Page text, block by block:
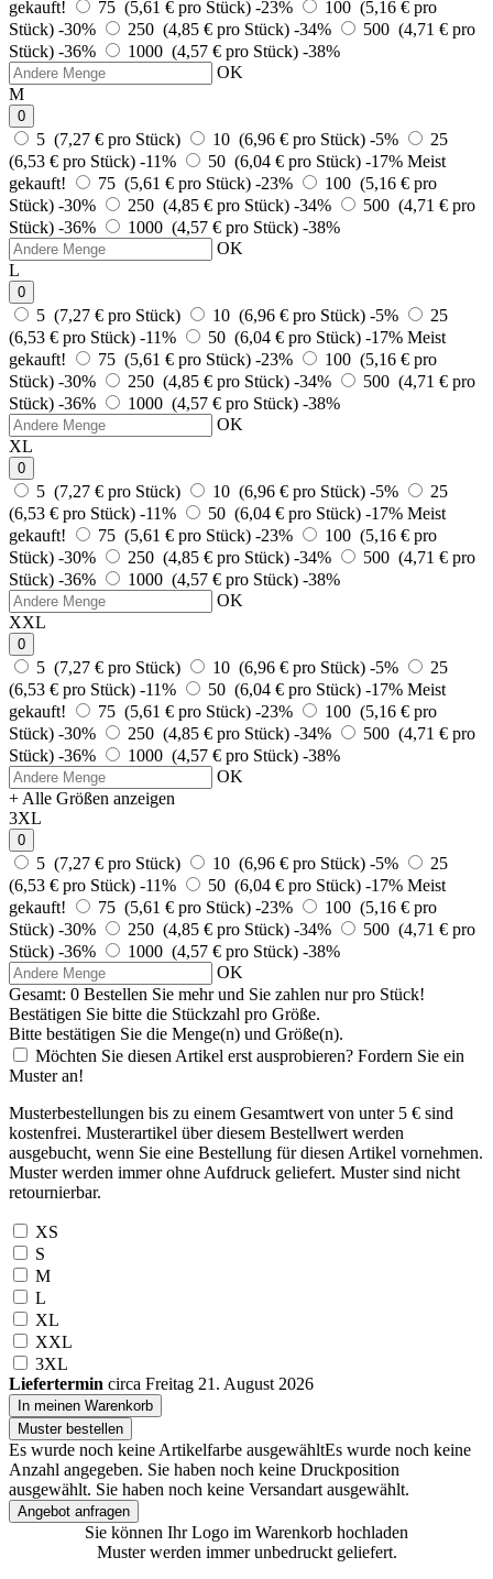
gekauft! 75 (5,61 € pro Stück) -23%
100 (5,16 € pro
Stück) -30% 250 (4,85 € pro Stück) -34%
500 (4,71 € pro
Stück) -36% 1000 (4,57 € pro Stück) -38%
OK
M
0
5 (7,27 € pro Stück) 10 (6,96 € pro Stück) -5%
25
(6,53 € pro Stück) -11% 50 (6,04 € pro Stück) -17% Meist
gekauft!
75 (5,61 € pro Stück) -23%
100 (5,16 € pro
Stück) -30% 250 (4,85 € pro Stück) -34%
500 (4,71 € pro
Stück) -36% 1000 (4,57 € pro Stück) -38%
OK
L
0
5 (7,27 € pro Stück) 10 (6,96 € pro Stück) -5%
25
(6,53 € pro Stück) -11% 50 (6,04 € pro Stück) -17% Meist
gekauft!
75 (5,61 € pro Stück) -23%
100 (5,16 € pro
Stück) -30% 250 (4,85 € pro Stück) -34%
500 (4,71 € pro
Stück) -36% 1000 (4,57 € pro Stück) -38%
OK
XL
0
5 (7,27 € pro Stück) 10 (6,96 € pro Stück) -5%
25
(6,53 € pro Stück) -11% 50 (6,04 € pro Stück) -17% Meist
gekauft!
75 (5,61 € pro Stück) -23%
100 (5,16 € pro
Stück) -30% 250 (4,85 € pro Stück) -34%
500 (4,71 € pro
Stück) -36% 1000 (4,57 € pro Stück) -38%
OK
XXL
0
5 (7,27 € pro Stück) 10 (6,96 € pro Stück) -5%
25
(6,53 € pro Stück) -11% 50 (6,04 € pro Stück) -17% Meist
gekauft!
75 (5,61 € pro Stück) -23%
100 (5,16 € pro
Stück) -30% 250 (4,85 € pro Stück) -34%
500 (4,71 € pro
Stück) -36% 1000 (4,57 € pro Stück) -38%
OK
+ Alle Größen anzeigen
3XL
0
5 (7,27 € pro Stück) 10 (6,96 € pro Stück) -5%
25
(6,53 € pro Stück) -11% 50 (6,04 € pro Stück) -17% Meist
gekauft!
75 (5,61 € pro Stück) -23%
100 (5,16 € pro
Stück) -30% 250 (4,85 € pro Stück) -34%
500 (4,71 € pro
Stück) -36% 1000 (4,57 € pro Stück) -38%
OK
Gesamt: 0 Bestellen Sie mehr und Sie zahlen nurpro Stück!
Bestätigen Sie bitte die Stückzahl pro Größe.
Bitte bestätigen Sie die Menge(n) und Größe(n).
Möchten Sie diesen Artikel erst ausprobieren? Fordern Sie ein
Muster an!
Musterbestellungen bis zu einem Gesamtwert von unter 5 € sind
kostenfrei. Musterartikel über diesem Bestellwert werden
ausgebucht, wenn Sie eine Bestellung für diesen Artikel vornehmen.
Muster werden immer ohne Aufdruck geliefert. Muster sind nicht
retournierbar.
XS
S
M
L
XL
XXL
3XL
Liefertermin circa Freitag 21. August 2026
In meinen Warenkorb
Muster bestellen
Es wurde noch keine Artikelfarbe ausgewähltEs wurde noch keine
Anzahl angegeben. Sie haben noch keine Druckposition
ausgewählt. Sie haben noch keine Versandart ausgewählt.
Angebot anfragen
Sie können Ihr Logo im Warenkorb hochladen
Muster werden immer unbedruckt geliefert.